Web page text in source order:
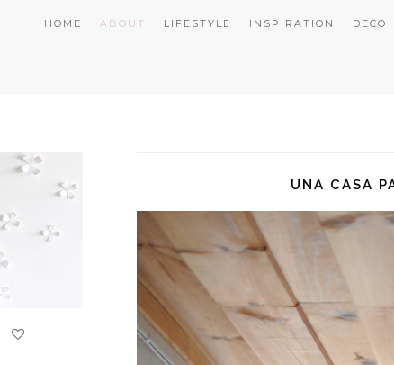
HOME ABOUT LIFESTYLE INSPIRATION DECO
UNA CASA